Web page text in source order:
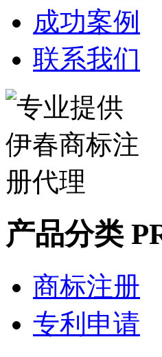
成功案例
联系我们
产品分类
商标注册
专利申请